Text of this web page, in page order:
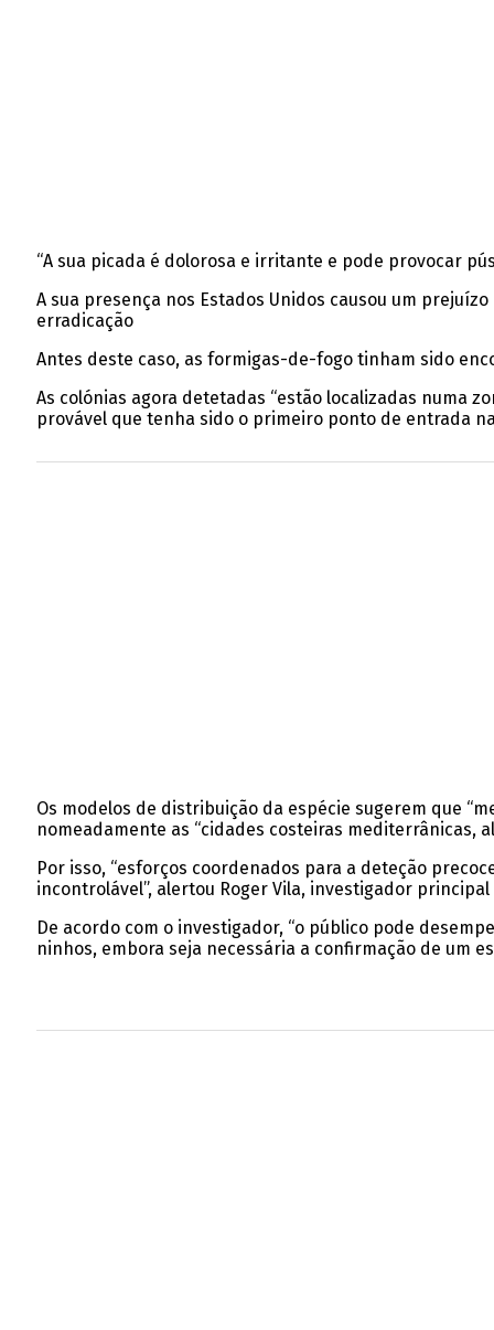
“A sua picada é dolorosa e irritante e pode provocar
A sua presença nos Estados Unidos causou um
erradicação
Antes deste caso, as formigas-de-fogo tinham sido
As colónias agora detetadas “estão localizadas numa
provável que tenha sido o primeiro ponto de entrada
Os modelos de distribuição da espécie sugerem que
nomeadamente as “cidades costeiras mediterrânicas,
Por isso, “esforços coordenados para a deteção
incontrolável”, alertou Roger Vila, investigador
De acordo com o investigador, “o público pode
ninhos, embora seja necessária a confirmação de um